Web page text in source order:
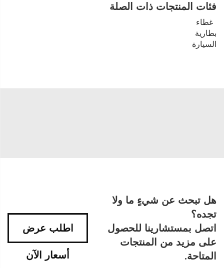
فئات المنتجات ذات الصلة
غطاء
بطارية
السيارة
هل تبحث عن شيءٍ ما ولا
تجده؟
اتصل بمستشارينا للحصول
على مزيد من المنتجات
المتاحة.
اطلب عرض
أسعار الآن